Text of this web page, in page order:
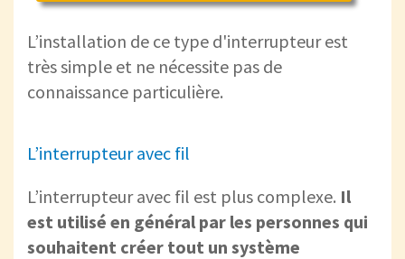
L’installation de ce type d'interrupteur est
très simple et ne nécessite pas de
connaissance particulière.
L’interrupteur avec fil
L’interrupteur avec fil est plus complexe. Il
est utilisé en général par les personnes qui
souhaitent créer tout un système